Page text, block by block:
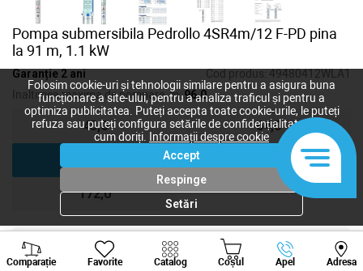
Pompa submersibila Pedrollo 4SR4m/12 F-PD pina
la 91 m, 1.1 kW
Garanție 2 ani Cod produs:49480412WLA1
Inaltimea maxima de pompare, m:96,0
45,0 64,0
172,0
14 297
Comparație Favorite Catalog Coșul Apel Adresa
Viber Whatsapp
Folosim cookie-uri și tehnologii similare pentru a asigura buna
funcționare a site-ului, pentru a analiza traficul și pentru a
optimiza publicitatea. Puteți accepta toate cookie-urile, le puteți
refuza sau puteți configura setările de confidențialitate după
cum doriți.
Informații despre cookie
Accept
Respinge
Setări